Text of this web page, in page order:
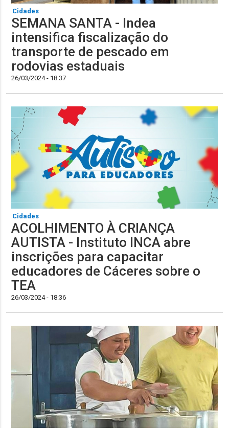
Cidades
SEMANA SANTA - Indea
intensifica fiscalização do
transporte de pescado em
rodovias estaduais
26/03/2024 - 18:37
Cidades
ACOLHIMENTO À CRIANÇA
AUTISTA - Instituto INCA abre
inscrições para capacitar
educadores de Cáceres sobre o
TEA
26/03/2024 - 18:36